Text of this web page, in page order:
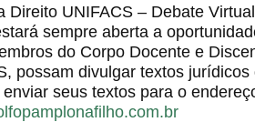
Direito UNIFACS – Debate
sempre aberta a
do Corpo Docente e
possam divulgar textos
seus textos para o